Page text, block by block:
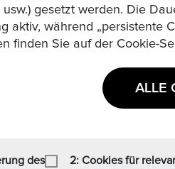
Alle Gebote
: 0
Auktion
gesetzt werden. Die
aktiv, während „persistente
finden Sie auf der Cookie-
ALLE
des
2: Cookies für